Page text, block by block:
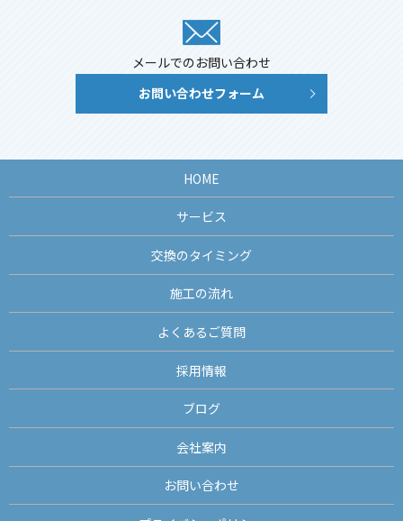
メールでのお問い合わせ
お問い合わせフォーム
HOME
サービス
交換のタイミング
施工の流れ
よくあるご質問
採用情報
ブログ
会社案内
お問い合わせ